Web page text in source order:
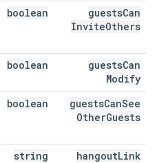
guestsCan
InviteOthers
boolean
guestsCan
Modify
boolean
guestsCanSee
OtherGuests
boolean
hangoutLink
string